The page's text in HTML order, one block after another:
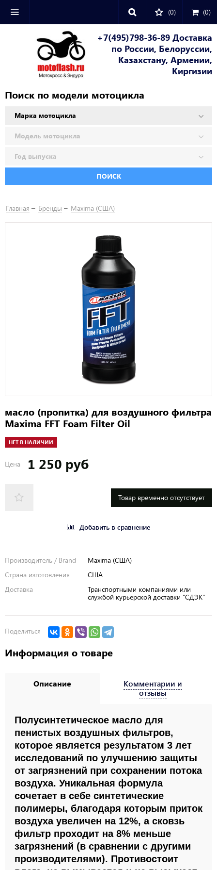
(0) (0)
+7(495)798-36-89 Доставка
по России, Белоруссии,
Казахстану, Армении,
Киргизии
Поиск по модели мотоцикла
ПОИСК
Главная Бренды Maxima (США)
масло (пропитка) для воздушного фильтра
Maxima FFT Foam Filter Oil
НЕТ В НАЛИЧИИ
Цена 1 250 руб
Товар временно отсутствует
Добавить в сравнение
Производитель / Brand
Maxima (США)
Страна изготовления
США
Доставка
Транспортными компаниями или
службой курьерской доставки "СДЭК"
Поделиться
Информация о товаре
Описание
Полусинтетическое масло для
пенистых воздушных фильтров,
которое является результатом 3 лет
исследований по улучшению защиты
от загрязнений при сохранении потока
воздуха. Уникальная формула
сочетает в себе синтетические
полимеры, благодаря которым приток
воздуха увеличен на 12%, а сковзь
фильтр проходит на 8% меньше
загрязнений (в сравнении с другими
производителями). Противостоит
Комментарии и
отзывы